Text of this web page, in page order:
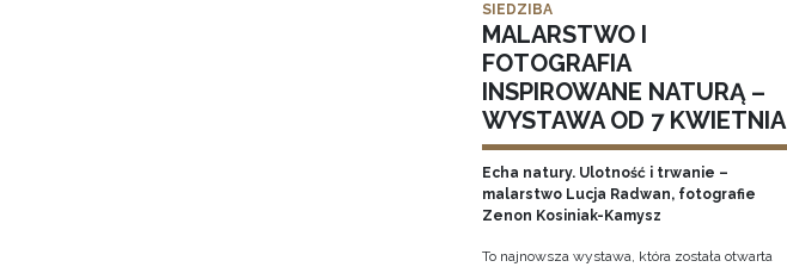
SIEDZIBA
MALARSTWO I
FOTOGRAFIA
INSPIROWANE NATURĄ –
WYSTAWA OD 7 KWIETNIA
Echa natury. Ulotność i trwanie –
malarstwo Lucja Radwan, fotografie
Zenon Kosiniak-Kamysz
To najnowsza wystawa, która została otwarta